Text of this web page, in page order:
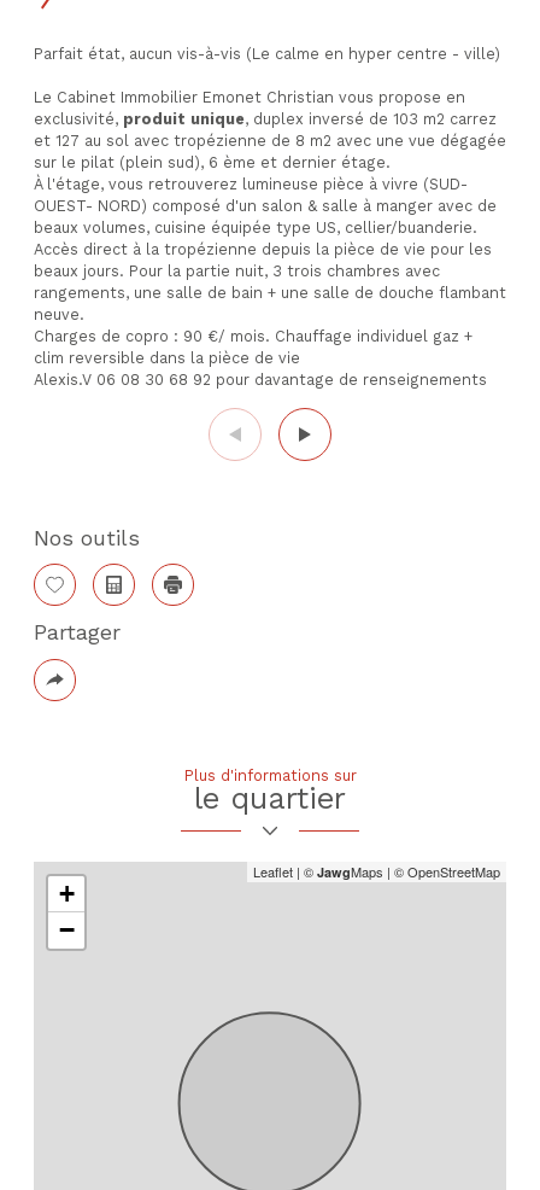
Parfait état, aucun vis-à-vis (Le calme en hyper centre - ville)
Le Cabinet Immobilier Emonet Christian vous propose en
exclusivité, produit unique, duplex inversé de 103 m2 carrez
et 127 au sol avec tropézienne de 8 m2 avec une vue dégagée
sur le pilat (plein sud), 6 ème et dernier étage.
À l'étage, vous retrouverez lumineuse pièce à vivre (SUD-
OUEST- NORD) composé d'un salon & salle à manger avec de
beaux volumes, cuisine équipée type US, cellier/buanderie.
Accès direct à la tropézienne depuis la pièce de vie pour les
beaux jours. Pour la partie nuit, 3 trois chambres avec
rangements, une salle de bain + une salle de douche flambant
neuve.
Charges de copro : 90 €/ mois. Chauffage individuel gaz +
clim reversible dans la pièce de vie
Alexis.V 06 08 30 68 92 pour davantage de renseignements
Nos outils
Sélectionner
CalculatriceImprimer
Partager
Plus
de
Plus d'informations sur
le quartier
+
−
Leaflet | © JawgMaps | © OpenStreetMap